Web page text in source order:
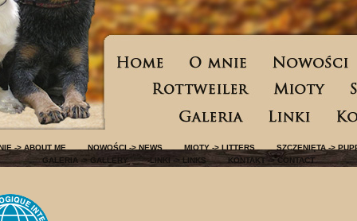
-> ABOUT ME NOWOŚCI -> NEWS MIOTY -> LITTERS SZCZENIĘTA ->
GALERIA -> GALLERY LINKI -> LINKS KONTAKT -> CONTACT